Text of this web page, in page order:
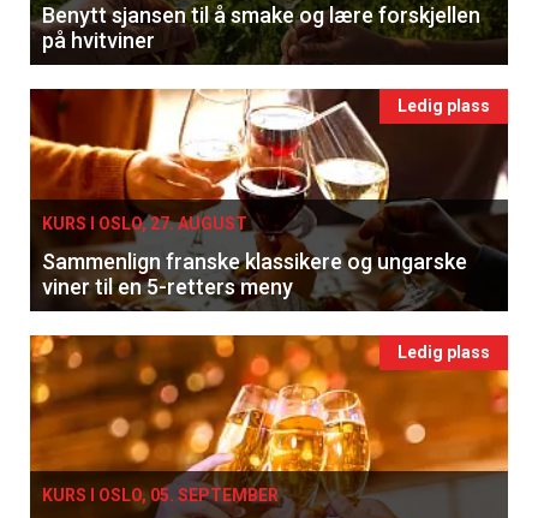
Benytt sjansen til å smake og lære forskjellen
på hvitviner
Ledig plass
KURS I OSLO, 27. AUGUST
Sammenlign franske klassikere og ungarske
viner til en 5-retters meny
Ledig plass
KURS I OSLO, 05. SEPTEMBER